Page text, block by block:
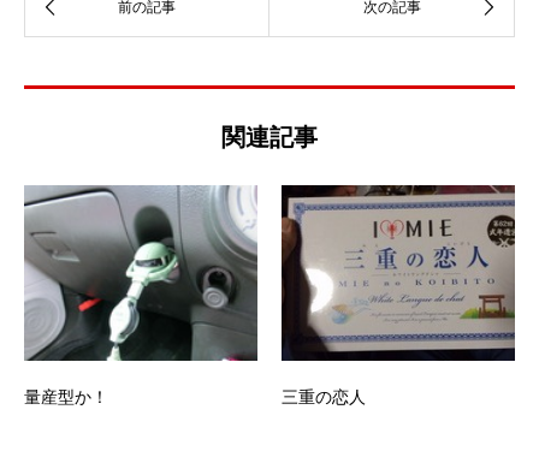
関連記事
量産型か！ 三重の恋人